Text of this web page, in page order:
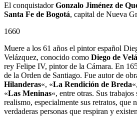
El conquistadorGonzalo Jiménez de
Santa Fe de Bogotá, capital de Nueva
1660
Muere a los 61 años el pintor español
Velázquez, conocido como Diego de
rey Felipe IV, pintor de la Cámara. En
de la Orden de Santiago. Fue autor de
Hilanderas«, «La Rendición de Breda
«Las Meninas«, entre otras. Sus
realismo, especialmente sus retratos, que
verdaderas personas que respiran y